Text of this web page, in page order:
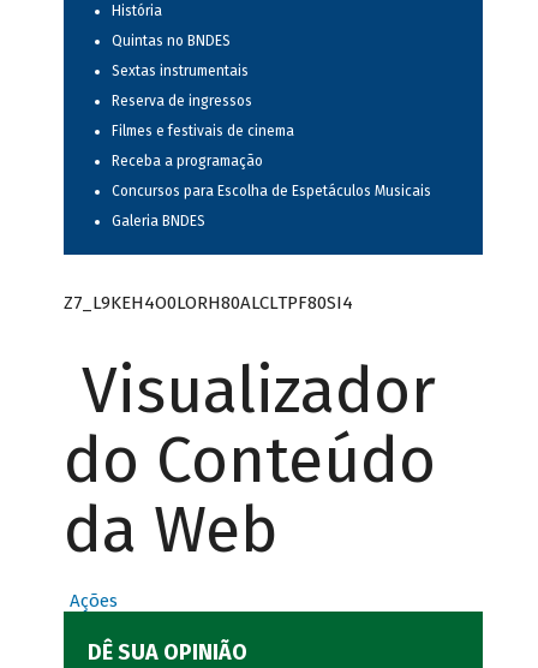
História
Quintas no BNDES
Sextas instrumentais
Reserva de ingressos
Filmes e festivais de cinema
Receba a programação
Concursos para Escolha de Espetáculos Musicais
Galeria BNDES
Z7_L9KEH4O0LORH80ALCLTPF80SI4
Visualizador
do Conteúdo
da Web
Ações
DÊ SUA OPINIÃO